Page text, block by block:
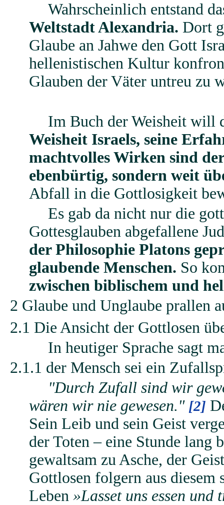
Wahrscheinlich entstand
Weltstadt Alexandria. Dort
Glaube an Jahwe den Gott
hellenistischen Kultur
Glauben der Väter untreu zu
Im Buch der Weisheit will
Weisheit Israels, seine
machtvolles Wirken sind
ebenbürtig, sondern weit
Abfall in die Gottlosigkeit
Es gab da nicht nur die
Gottesglauben abgefallene
der Philosophie Platons
glaubende Menschen. So
zwischen biblischem und
2 Glaube und Unglaube prallen
2.1 Die Ansicht der Gottlosen
In heutiger Sprache sagt
2.1.1 der Mensch sei ein
"Durch Zufall sind wir
wären wir nie gewesen." [2]
Sein Leib und sein Geist
der Toten – eine Stunde
gewaltsam zu Asche, der
Gottlosen folgern aus diesem
Leben »Lasset uns essen